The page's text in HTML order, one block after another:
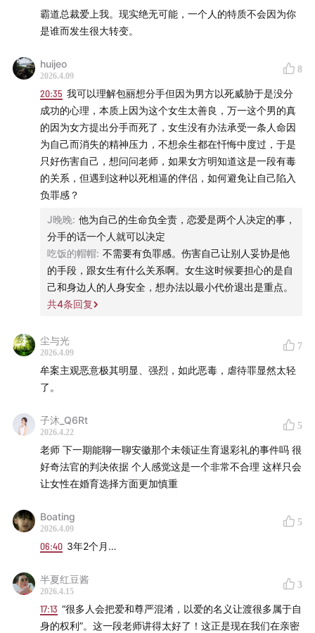
扩大解释会导致对部分嫌疑人从轻判决吗？
43:41 法律在逐渐看到女性吗？
哪种亲密关系会被认定为虐待罪中的家庭成员
对家暴反杀案的规定变化
✒️ 制作团队
统筹&对谈｜小田
音频编辑｜加绒、香芋
监制｜ruicen、jiajun
视觉设计｜唐z、大夹子
🙋 欢迎互动
看理想微博
商业合作：bd@vistopia.com.cn
本期节目已经在看理想、小宇宙、苹果播客、网易云音
乐、喜马拉雅同步上线啦！欢迎大家订阅收听🎧
霸道总裁爱上我。现实绝无可能，一个人的特质不会因为你
是谁而发生很大转变。
huijeo
2026.4.09
8
20:35 我可以理解包丽想分手但因为男方以死威胁于是没分
成功的心理，本质上因为这个女生太善良，万一这个男的真
的因为女方提出分手而死了，女生没有办法承受一条人命因
为自己而消失的精神压力，不想余生都在忏悔中度过，于是
只好伤害自己，想问问老师，如果女方明知道这是一段有毒
的关系，但遇到这种以死相逼的伴侣，如何避免让自己陷入
负罪感？
J晚晚: 他为自己的生命负全责，恋爱是两个人决定的事，
分手的话一个人就可以决定
吃饭的帽帽: 不需要有负罪感。伤害自己让别人妥协是他
的手段，跟女生有什么关系啊。女生这时候要担心的是自
己和身边人的人身安全，想办法以最小代价退出是重点。
共4条回复
尘与光
2026.4.09
7
牟案主观恶意极其明显、强烈，如此恶毒，虐待罪显然太轻
了。
子沐_Q6Rt
2026.4.22
5
老师 下一期能聊一聊安徽那个未领证生育退彩礼的事件吗 很
好奇法官的判决依据 个人感觉这是一个非常不合理 这样只会
让女性在婚育选择方面更加慎重
Boating
2026.4.09
5
06:40 3年2个月…
半夏红豆酱
2026.4.15
3
17:13
身的权利”。这一段老师讲得太好了！这正是现在我们在亲密